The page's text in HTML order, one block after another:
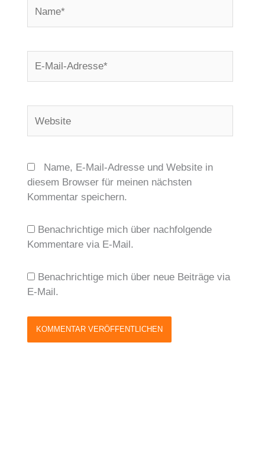
Mail-
Name, E-Mail-Adresse und Website in
diesem Browser für meinen nächsten
Kommentar speichern.
Benachrichtige mich über nachfolgende
Kommentare via E-Mail.
Benachrichtige mich über neue Beiträge via
E-Mail.